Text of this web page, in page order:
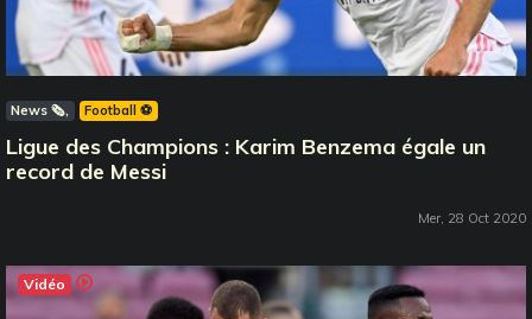
News 🗞️ Football ⚽️
Ligue des Champions : Karim Benzema égale un
record de Messi
Mer, 28 Oct 2020
Vidéo